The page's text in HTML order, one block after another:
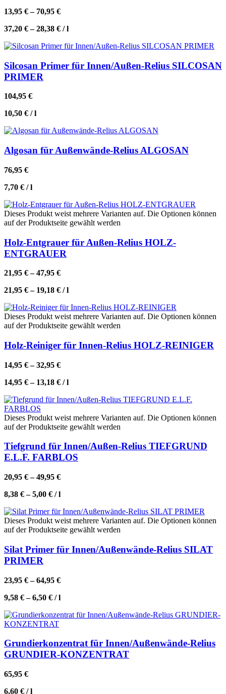
13,95 €– 70,95 €
37,20 €–28,38 € /l
Silcosan Primer für Innen/Außen-Relius SILCOSAN
PRIMER
104,95 €
10,50 € /l
Algosan für Außenwände-Relius ALGOSAN
76,95 €
7,70 € /l
Dieses Produkt weist mehrere Varianten auf. Die Optionen können
auf der Produktseite gewählt werden
Holz-Entgrauer für Außen-Relius HOLZ-
ENTGRAUER
21,95 €–47,95 €
21,95 €– 19,18 € /l
Dieses Produkt weist mehrere Varianten auf. Die Optionen können
auf der Produktseite gewählt werden
Holz-Reiniger für Innen-Relius HOLZ-REINIGER
14,95 €–32,95 €
14,95 €– 13,18 € /l
Dieses Produkt weist mehrere Varianten auf. Die Optionen können
auf der Produktseite gewählt werden
Tiefgrund für Innen/Außen-Relius TIEFGRUND
E.L.F. FARBLOS
20,95 €–49,95 €
8,38 €–5,00 € /l
Dieses Produkt weist mehrere Varianten auf. Die Optionen können
auf der Produktseite gewählt werden
Silat Primer für Innen/Außenwände-Relius SILAT
PRIMER
23,95 €–64,95 €
9,58 €–6,50 € /l
Grundierkonzentrat für Innen/Außenwände-Relius
GRUNDIER-KONZENTRAT
65,95 €
6,60 € /l